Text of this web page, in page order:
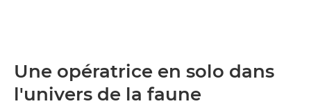
Une opératrice en solo dans
l'univers de la faune